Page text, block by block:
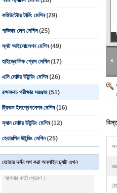
কমিউটেটর টার্নিং মেশিন (29)
পাউডার লেপ মেশিন (25)
স্লট আইসোলেশন মেশিন (49)
হাইড্রোলিক প্রেস মেশিন (17)
এসি মোটর উইন্ডিং মেশিন (26)
রক্ষাকবচ পরীক্ষার সরঞ্জাম (51)
ট্রিকল ইমপ্রেগনেশন মেশিন (16)
ফ্যান মোটর উইন্ডিং মেশিন (12)
হেয়ারপিন উইন্ডিং মেশিন (25)
তোমার দর্শন লগ করা অনলাইন চ্যাট এখন